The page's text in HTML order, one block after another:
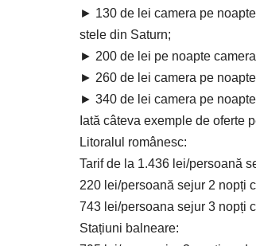
► 130 de lei camera pe
stele din Saturn;
► 200 de lei pe noapte
► 260 de lei camera pe
► 340 de lei camera pe
Iată câteva exemple de oferte
Litoralul românesc:
Tarif de la 1.436 lei/persoană
220 lei/persoană sejur 2 nopți
743 lei/persoana sejur 3 nopți
Stațiuni balneare: